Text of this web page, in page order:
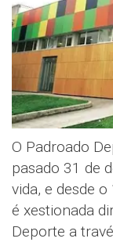
O Padroado
pasado 31 de
vida, e desde
é xestionada
Deporte a